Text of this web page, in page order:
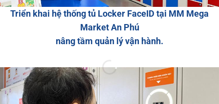
Triển khai hệ thống tủ Locker FaceID tại MM Mega
Market An Phú
nâng tầm quản lý vận hành.